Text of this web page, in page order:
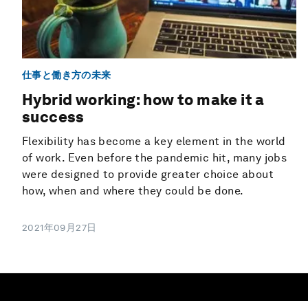
仕事と働き方の未来
Hybrid working: how to make it a
success
Flexibility has become a key element in the world
of work. Even before the pandemic hit, many jobs
were designed to provide greater choice about
how, when and where they could be done.
2021年09月27日